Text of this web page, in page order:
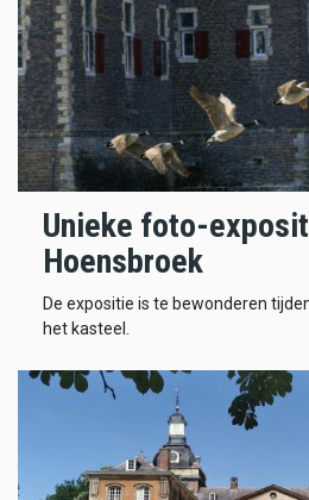
Unieke foto-
Hoensbroek
De expositie is te bewonderen
het kasteel.